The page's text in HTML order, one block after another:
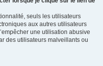
seuls les utilisateurs
aux autres utilisateurs
une utilisation abusive
des utilisateurs malveillants ou